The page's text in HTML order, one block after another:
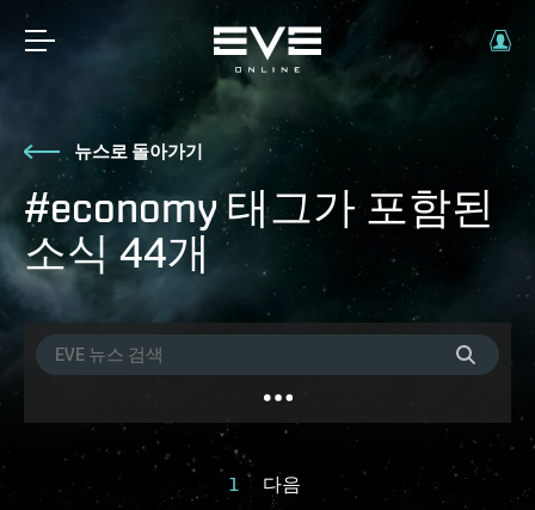
뉴스로 돌아가기
#economy 태그가 포함된
소식 44개
1 다음